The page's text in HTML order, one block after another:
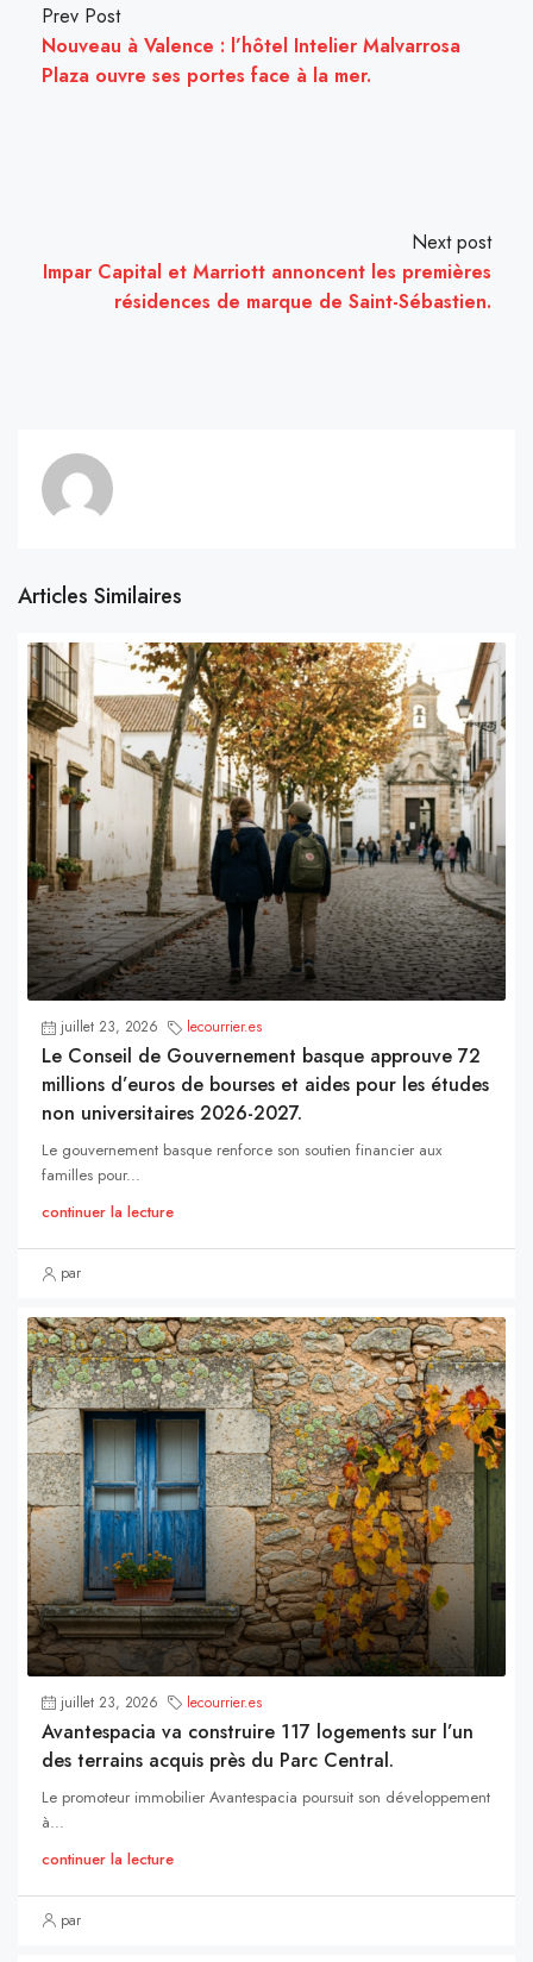
Prev Post
Nouveau à Valence : l’hôtel Intelier Malvarrosa
Plaza ouvre ses portes face à la mer.
Next post
Impar Capital et Marriott annoncent les premières
résidences de marque de Saint-Sébastien.
Articles Similaires
juillet 23, 2026 lecourrier.es
Le Conseil de Gouvernement basque approuve 72
millions d’euros de bourses et aides pour les études
non universitaires 2026-2027.
Le gouvernement basque renforce son soutien financier aux
familles pour...
continuer la lecture
par
juillet 23, 2026 lecourrier.es
Avantespacia va construire 117 logements sur l’un
des terrains acquis près du Parc Central.
Le promoteur immobilier Avantespacia poursuit son développement
à...
continuer la lecture
par